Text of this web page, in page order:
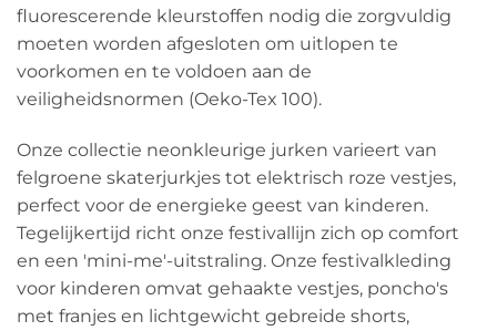
fluorescerende kleurstoffen nodig die zorgvuldig
moeten worden afgesloten om uitlopen te
voorkomen en te voldoen aan de
veiligheidsnormen (Oeko-Tex 100).
Onze collectie neonkleurige jurken varieert van
felgroene skaterjurkjes tot elektrisch roze vestjes,
perfect voor de energieke geest van kinderen.
Tegelijkertijd richt onze festivallijn zich op comfort
en een 'mini-me'-uitstraling. Onze festivalkleding
voor kinderen omvat gehaakte vestjes, poncho's
met franjes en lichtgewicht gebreide shorts,